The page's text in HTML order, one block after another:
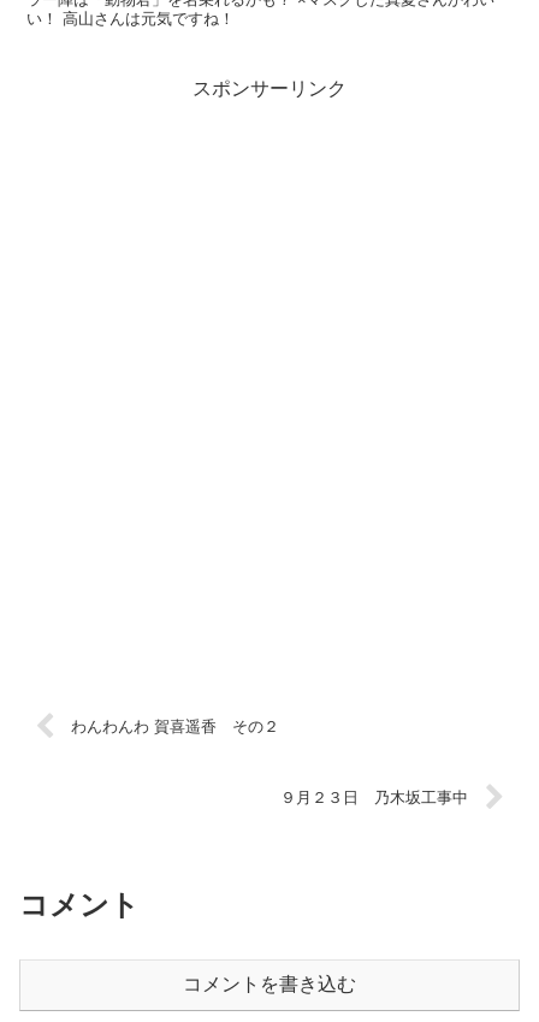
い！ 高山さんは元気ですね！
スポンサーリンク
わんわんわ 賀喜遥香 その２
９月２３日 乃木坂工事中
コメント
コメントを書き込む